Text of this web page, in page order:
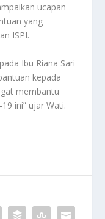
ucapan
yang
ISPI.
Ibu Riana Sari
kepada
membantu
ini” ujar Wati.